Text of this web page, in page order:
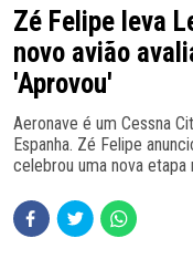
Zé Felipe leva
novo avião
'Aprovou'
Aeronave é um Cessna
Espanha. Zé Felipe
celebrou uma nova etapa